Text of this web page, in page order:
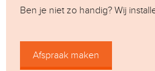
Ben je niet zo handig? Wij
Afspraak maken